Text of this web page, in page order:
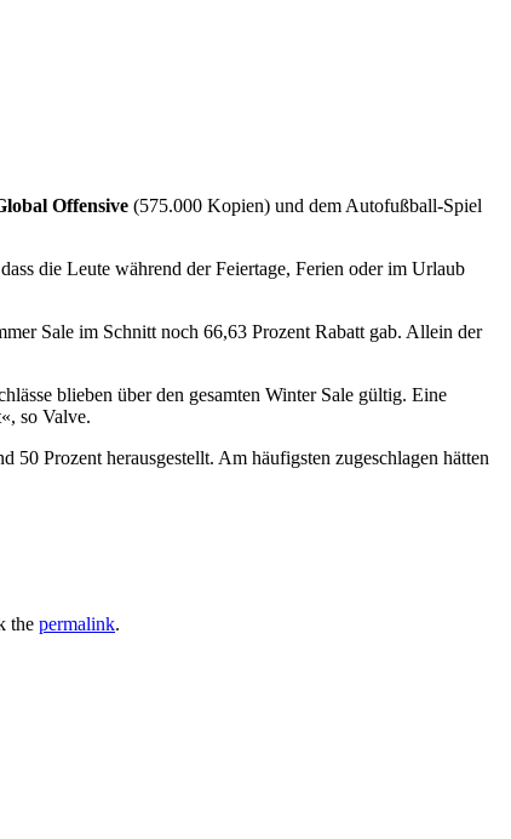
Offensive (575.000 Kopien) und dem Autofußball-Spiel
die Leute während der Feiertage, Ferien oder im Urlaub
Sale im Schnitt noch 66,63 Prozent Rabatt gab. Allein der
blieben über den gesamten Winter Sale gültig. Eine
so Valve.
Prozent herausgestellt. Am häufigsten zugeschlagen hätten
the permalink.